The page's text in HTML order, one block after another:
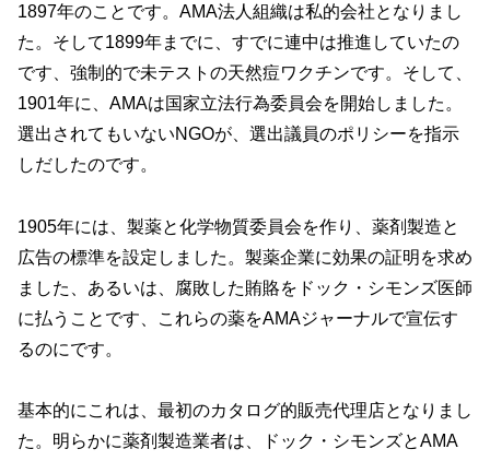
1897年のことです。AMA法人組織は私的会社となりまし
た。そして1899年までに、すでに連中は推進していたの
です、強制的で未テストの天然痘ワクチンです。そして、
1901年に、AMAは国家立法行為委員会を開始しました。
選出されてもいないNGOが、選出議員のポリシーを指示
しだしたのです。
1905年には、製薬と化学物質委員会を作り、薬剤製造と
広告の標準を設定しました。製薬企業に効果の証明を求め
ました、あるいは、腐敗した賄賂をドック・シモンズ医師
に払うことです、これらの薬をAMAジャーナルで宣伝す
るのにです。
基本的にこれは、最初のカタログ的販売代理店となりまし
た。明らかに薬剤製造業者は、ドック・シモンズとAMA